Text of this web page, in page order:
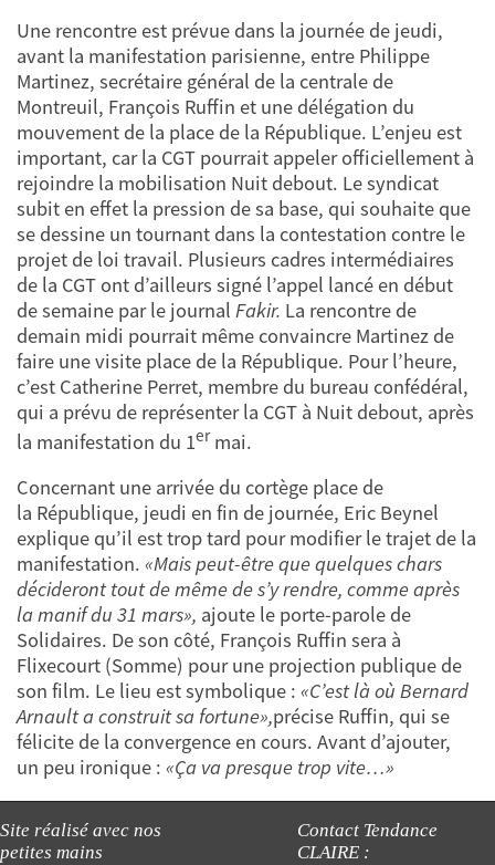
Une rencontre est prévue dans la journée de jeudi,
avant la manifestation parisienne, entre Philippe
Martinez, secrétaire général de la centrale de
Montreuil, François Ruffin et une délégation du
mouvement de la place de la République. L’enjeu est
important, car la CGT pourrait appeler officiellement à
rejoindre la mobilisation Nuit debout. Le syndicat
subit en effet la pression de sa base, qui souhaite que
se dessine un tournant dans la contestation contre le
projet de loi travail. Plusieurs cadres intermédiaires
de la CGT ont d’ailleurs signé l’appel lancé en début
de semaine par le journal Fakir. La rencontre de
demain midi pourrait même convaincre Martinez de
faire une visite place de la République. Pour l’heure,
c’est Catherine Perret, membre du bureau confédéral,
qui a prévu de représenter la CGT à Nuit debout, après
la manifestation du 1ermai.
Concernant une arrivée du cortège place de
la République, jeudi en fin de journée, Eric Beynel
explique qu’il est trop tard pour modifier le trajet de la
manifestation. «Mais peut-être que quelques chars
décideront tout de même de s’y rendre, comme après
la manif du 31 mars», ajoute le porte-parole de
Solidaires. De son côté, François Ruffin sera à
Flixecourt (Somme) pour une projection publique de
son film. Le lieu est symbolique : «C’est là où Bernard
Arnault a construit sa fortune»,précise Ruffin, qui se
félicite de la convergence en cours. Avant d’ajouter,
un peu ironique : «Ça va presque trop vite…»
Site réalisé avec nos
petites mains
Contact Tendance
CLAIRE :